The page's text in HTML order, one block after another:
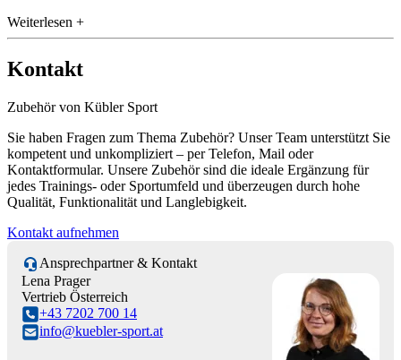
Weiterlesen +
Kontakt
Zubehör von Kübler Sport
Sie haben Fragen zum Thema Zubehör? Unser Team unterstützt Sie
kompetent und unkompliziert – per Telefon, Mail oder
Kontaktformular. Unsere Zubehör sind die ideale Ergänzung für
jedes Trainings- oder Sportumfeld und überzeugen durch hohe
Qualität, Funktionalität und Langlebigkeit.
Kontakt aufnehmen
Ansprechpartner & Kontakt
Lena Prager
Vertrieb Österreich
+43 7202 700 14
info@kuebler-sport.at